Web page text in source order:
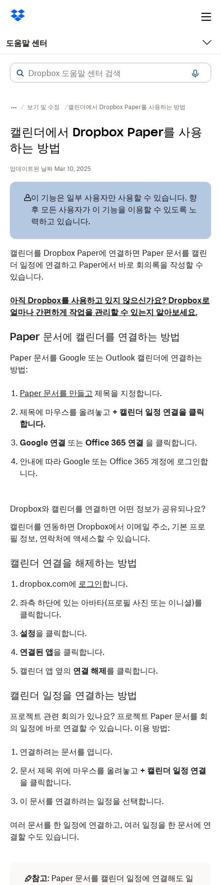
도움말 센터
보기 및 수정 캘린더에서 Dropbox Paper를 사용하는 방법
캘린더에서 Dropbox Paper를 사용
하는 방법
업데이트된 날짜 Mar 10, 2025
이 기능은 일부 사용자만 사용할 수 있습니다. 향
후 모든 사용자가 이 기능을 이용할 수 있도록 노
력하고 있습니다.
캘린더를 Dropbox Paper에 연결하면 Paper 문서를 캘린
더 일정에 연결하고 Paper에서 바로 회의록을 작성할 수
있습니다.
아직 Dropbox를 사용하고 있지 않으신가요? Dropbox로
얼마나 간편하게 작업을 관리할 수 있는지 알아보세요.
Paper 문서에 캘린더를 연결하는 방법
Paper 문서를 Google 또는 Outlook 캘린더에 연결하는
방법:
Paper 문서를 만들고 제목을 지정합니다.
제목에 마우스를 올려놓고 + 캘린더 일정 연결을 클릭
합니다.
Google 연결 또는 Office 365 연결 을 클릭합니다.
안내에 따라 Google 또는 Office 365 계정에 로그인합
니다.
Dropbox와 캘린더를 연결하면 어떤 정보가 공유되나요?
캘린더를 연동하면 Dropbox에서 이메일 주소, 기본 프로
필 정보, 연락처에 액세스할 수 있습니다.
캘린더 연결을 해제하는 방법
dropbox.com에 로그인합니다.
좌측 하단에 있는 아바타(프로필 사진 또는 이니셜)를
클릭합니다.
설정을 클릭합니다.
연결된 앱을 클릭합니다.
캘린더 앱 옆의 연결 해제를 클릭합니다.
캘린더 일정을 연결하는 방법
프로젝트 관련 회의가 있나요? 프로젝트 Paper 문서를 회
의 일정에 바로 연결할 수 있습니다. 이용 방법:
연결하려는 문서를 엽니다.
문서 제목 위에 마우스를 올려놓고 + 캘린더 일정 연결
을 클릭합니다.
이 문서를 연결하려는 일정을 선택합니다.
여러 문서를 한 일정에 연결하고, 여러 일정을 한 문서에 연
결할 수도 있습니다.
참고: Paper 문서를 캘린더 일정에 연결해도 일